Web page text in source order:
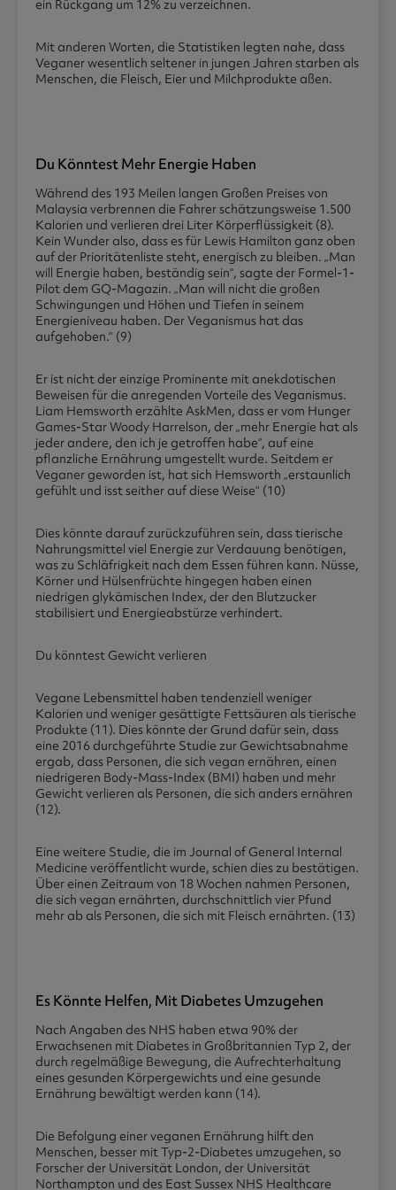
ein Rückgang um 12% zu verzeichnen.
Mit anderen Worten, die Statistiken legten nahe, dass
Veganer wesentlich seltener in jungen Jahren starben als
Menschen, die Fleisch, Eier und Milchprodukte aßen.
Du Könntest Mehr Energie Haben
Während des 193 Meilen langen Großen Preises von
Malaysia verbrennen die Fahrer schätzungsweise 1.500
Kalorien und verlieren drei Liter Körperflüssigkeit (8).
Kein Wunder also, dass es für Lewis Hamilton ganz oben
auf der Prioritätenliste steht, energisch zu bleiben. „Man
will Energie haben, beständig sein“, sagte der Formel-1-
Pilot dem GQ-Magazin. „Man will nicht die großen
Schwingungen und Höhen und Tiefen in seinem
Energieniveau haben. Der Veganismus hat das
aufgehoben.“ (9)
Er ist nicht der einzige Prominente mit anekdotischen
Beweisen für die anregenden Vorteile des Veganismus.
Liam Hemsworth erzählte AskMen, dass er vom Hunger
Games-Star Woody Harrelson, der „mehr Energie hat als
jeder andere, den ich je getroffen habe“, auf eine
pflanzliche Ernährung umgestellt wurde. Seitdem er
Veganer geworden ist, hat sich Hemsworth „erstaunlich
gefühlt und isst seither auf diese Weise“ (10)
Dies könnte darauf zurückzuführen sein, dass tierische
Nahrungsmittel viel Energie zur Verdauung benötigen,
was zu Schläfrigkeit nach dem Essen führen kann. Nüsse,
Körner und Hülsenfrüchte hingegen haben einen
niedrigen glykämischen Index, der den Blutzucker
stabilisiert und Energieabstürze verhindert.
Du könntest Gewicht verlieren
Vegane Lebensmittel haben tendenziell weniger
Kalorien und weniger gesättigte Fettsäuren als tierische
Produkte (11). Dies könnte der Grund dafür sein, dass
eine 2016 durchgeführte Studie zur Gewichtsabnahme
ergab, dass Personen, die sich vegan ernähren, einen
niedrigeren Body-Mass-Index (BMI) haben und mehr
Gewicht verlieren als Personen, die sich anders ernähren
(12).
Eine weitere Studie, die im Journal of General Internal
Medicine veröffentlicht wurde, schien dies zu bestätigen.
Über einen Zeitraum von 18 Wochen nahmen Personen,
die sich vegan ernährten, durchschnittlich vier Pfund
mehr ab als Personen, die sich mit Fleisch ernährten. (13)
Es Könnte Helfen, Mit Diabetes Umzugehen
Nach Angaben des NHS haben etwa 90% der
Erwachsenen mit Diabetes in Großbritannien Typ 2, der
durch regelmäßige Bewegung, die Aufrechterhaltung
eines gesunden Körpergewichts und eine gesunde
Ernährung bewältigt werden kann (14).
Die Befolgung einer veganen Ernährung hilft den
Menschen, besser mit Typ-2-Diabetes umzugehen, so
Forscher der Universität London, der Universität
Northampton und des East Sussex NHS Healthcare